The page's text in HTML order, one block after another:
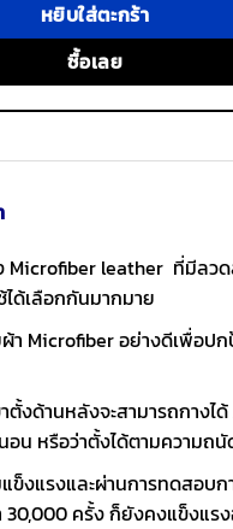
หยิบใส่ตะกร้า
ซื้อเลย
Microfiber leather ที่มีลว
ได้เลือกกันมากมาย
า Microfiber อย่างดีเพื่อป
ตั้งด้านหลังจะสามารถกางไ
อน หรือว่าตั้งได้ตามความถ
ข็งแรงและผ่านการทดสอบก
30,000 ครั้ง ก็ยังคงแข็งแร